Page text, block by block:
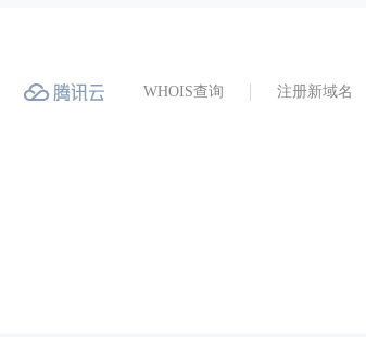
WHOIS查询 注册新域名